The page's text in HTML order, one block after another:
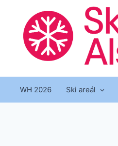
obsah
WH 2026 Ski areál